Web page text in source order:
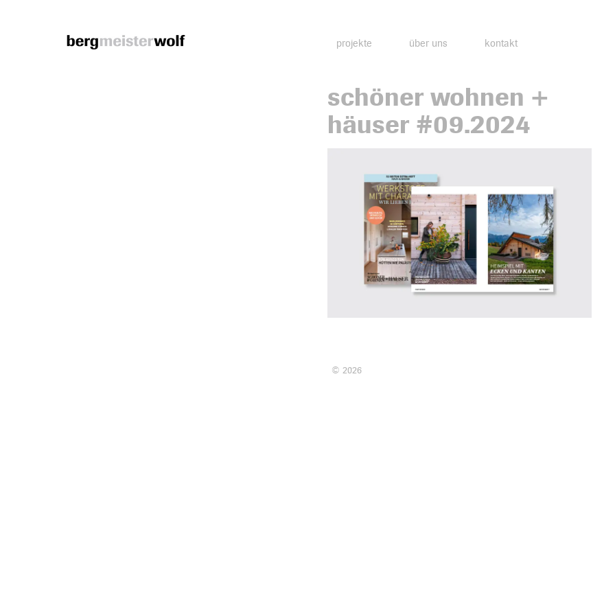
projekte über uns kontakt
schöner wohnen +
häuser #09.2024
© 2026